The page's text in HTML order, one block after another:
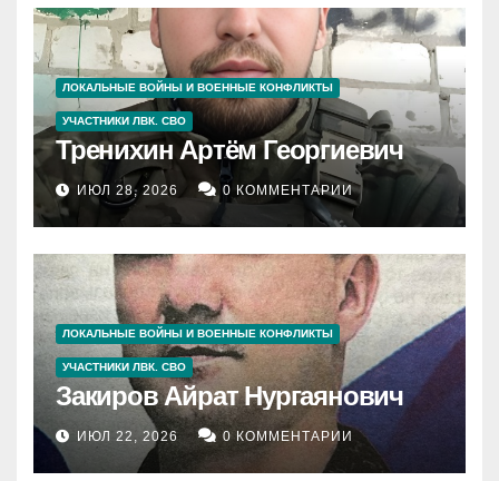
ЛОКАЛЬНЫЕ ВОЙНЫ И ВОЕННЫЕ КОНФЛИКТЫ
УЧАСТНИКИ ЛВК. СВО
Тренихин Артём Георгиевич
ИЮЛ 28, 2026 0 КОММЕНТАРИИ
ЛОКАЛЬНЫЕ ВОЙНЫ И ВОЕННЫЕ КОНФЛИКТЫ
УЧАСТНИКИ ЛВК. СВО
Закиров Айрат Нургаянович
ИЮЛ 22, 2026 0 КОММЕНТАРИИ